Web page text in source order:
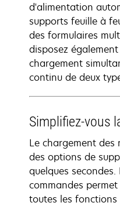
d'alimentation
supports feuille à
des formulaires
disposez
chargement
continu de deux
Simplifiez-vous
Le chargement
des options de
quelques
commandes
toutes les